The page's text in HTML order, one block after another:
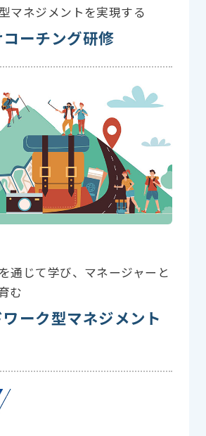
マネジメントを実現する
ーチング研修
通じて学び、マネージャーと
む
ーク型マネジメント